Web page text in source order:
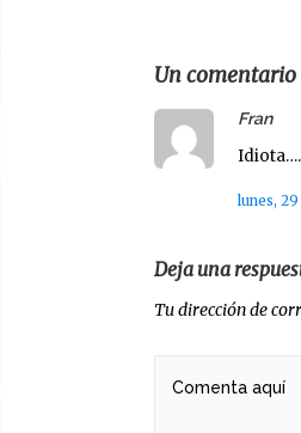
Un comentario
Fransays:
lunes, 29
Deja una
Tu dirección de